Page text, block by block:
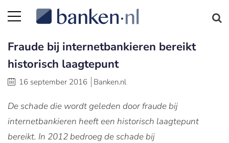
Fraude bij internetbankieren bereikt
historisch laagtepunt
16 september 2016 Banken.nl
De schade die wordt geleden door fraude bij
internetbankieren heeft een historisch laagtepunt
bereikt. In 2012 bedroeg de schade bij